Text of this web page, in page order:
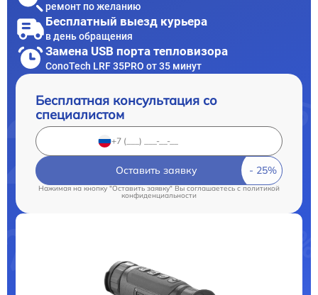
ремонт по желанию
Бесплатный выезд курьера
в день обращения
Замена USB порта тепловизора
ConoTech LRF 35PRO от 35 минут
Бесплатная консультация со
специалистом
Оставить заявку
Нажимая на кнопку "Оставить заявку" Вы соглашаетесь cполитикой
конфиденциальности